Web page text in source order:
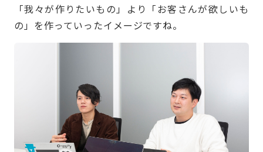
「我々が作りたいもの」より「お客さんが欲しいも
の」を作っていったイメージですね。